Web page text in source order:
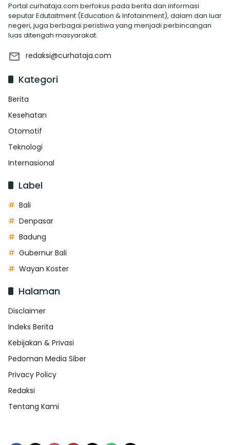
Portal curhataja.com berfokus pada berita dan informasi
seputar Edutaitment (Education & Infotainment), dalam dan luar
negeri, juga berbagai peristiwa yang menjadi perbincangan
luas ditengah masyarakat.
redaksi@curhataja.com
Kategori
Berita
Kesehatan
Otomotif
Teknologi
Internasional
Label
Bali
Denpasar
Badung
Gubernur Bali
Wayan Koster
Halaman
Disclaimer
Indeks Berita
Kebijakan & Privasi
Pedoman Media Siber
Privacy Policy
Redaksi
Tentang Kami